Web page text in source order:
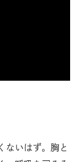
ないはず。胸と